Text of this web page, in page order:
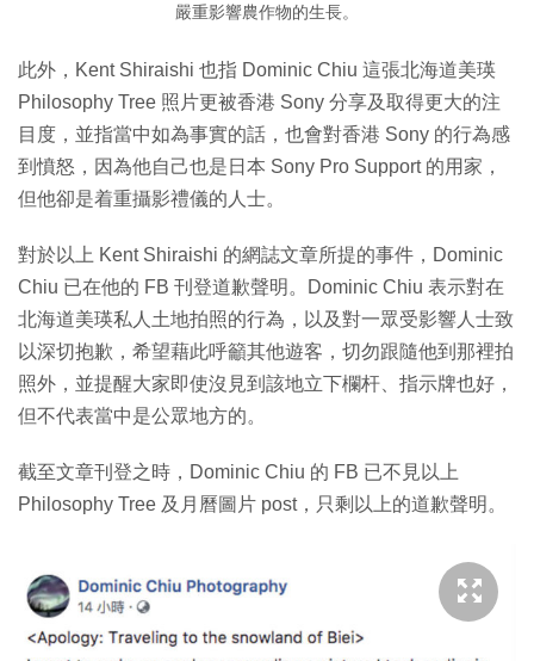
嚴重影響農作物的生長。
此外，Kent Shiraishi 也指 Dominic Chiu 這張北海道美瑛
Philosophy Tree 照片更被香港 Sony 分享及取得更大的注
目度，並指當中如為事實的話，也會對香港 Sony 的行為感
到憤怒，因為他自己也是日本 Sony Pro Support 的用家，
但他卻是着重攝影禮儀的人士。
對於以上 Kent Shiraishi 的網誌文章所提的事件，Dominic
Chiu 已在他的 FB 刊登道歉聲明。Dominic Chiu 表示對在
北海道美瑛私人土地拍照的行為，以及對一眾受影響人士致
以深切抱歉，希望藉此呼籲其他遊客，切勿跟隨他到那裡拍
照外，並提醒大家即使沒見到該地立下欄杆、指示牌也好，
但不代表當中是公眾地方的。
截至文章刊登之時，Dominic Chiu 的 FB 已不見以上
Philosophy Tree 及月曆圖片 post，只剩以上的道歉聲明。